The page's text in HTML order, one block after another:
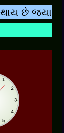
બાળકનુ